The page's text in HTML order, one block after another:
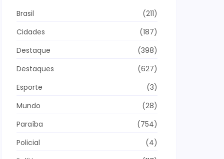
Brasil
(211)
Cidades
(187)
Destaque
(398)
Destaques
(627)
Esporte
(3)
Mundo
(28)
Paraíba
(754)
Policial
(4)